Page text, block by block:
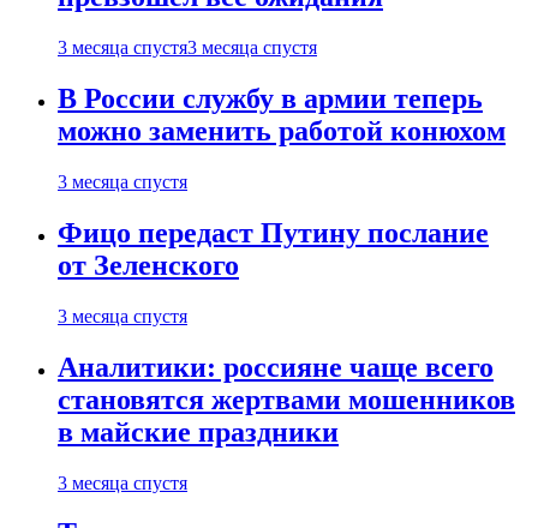
3 месяца спустя3 месяца спустя
В России службу в армии теперь
можно заменить работой конюхом
3 месяца спустя
Фицо передаст Путину послание
от Зеленского
3 месяца спустя
Аналитики: россияне чаще всего
становятся жертвами мошенников
в майские праздники
3 месяца спустя